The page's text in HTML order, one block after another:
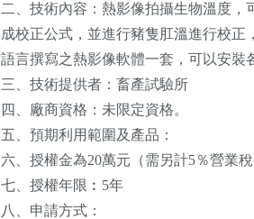
二、技術內容：熱影像拍攝生物溫度
成校正公式，並進行豬隻肛溫進行校正
語言撰寫之熱影像軟體一套，可以安裝
三、技術提供者：畜產試驗所
四、廠商資格：未限定資格。
五、預期利用範圍及產品：
六、授權金為20萬元（需另計5％營業稅
七、授權年限︰5年
八、申請方式：